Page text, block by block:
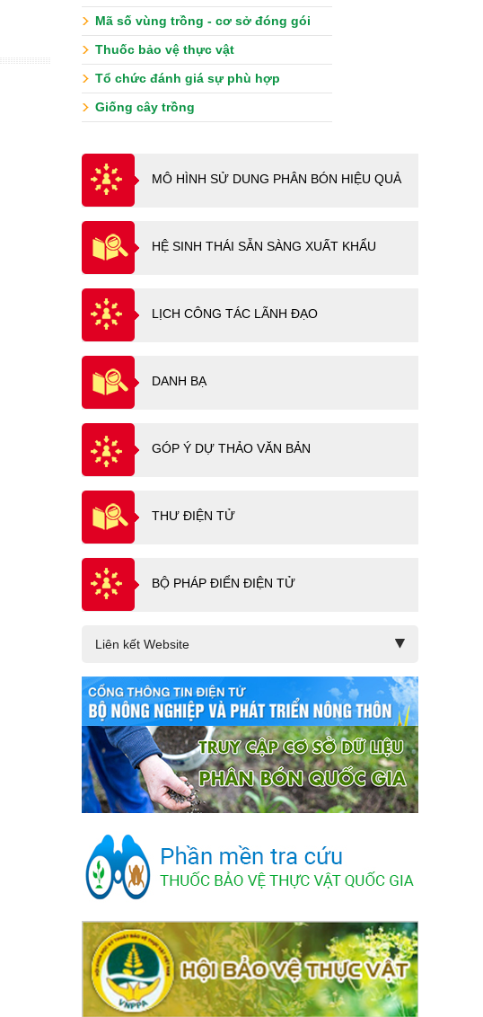
Mã số vùng trồng - cơ sở đóng gói
Thuốc bảo vệ thực vật
Tổ chức đánh giá sự phù hợp
Giống cây trồng
MÔ HÌNH SỬ DUNG PHÂN BÓN HIỆU QUẢ
HỆ SINH THÁI SẴN SÀNG XUẤT KHẨU
LỊCH CÔNG TÁC LÃNH ĐẠO
DANH BẠ
GÓP Ý DỰ THẢO VĂN BẢN
THƯ ĐIỆN TỬ
BỘ PHÁP ĐIỂN ĐIỆN TỬ